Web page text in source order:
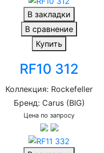
В закладки
В сравнение
Купить
RF10 312
Коллекция: Rockefeller
Бренд: Carus (BIG)
Цена по запросу